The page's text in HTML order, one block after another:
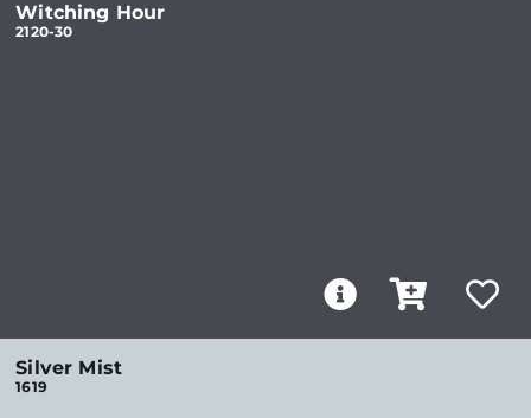
Witching Hour
2120-30
Silver Mist
1619